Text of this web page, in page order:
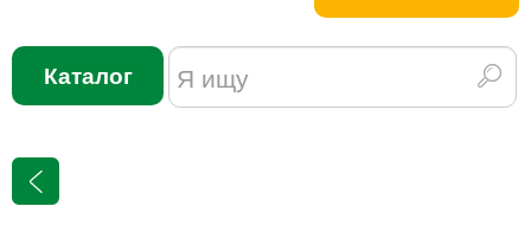
Каталог